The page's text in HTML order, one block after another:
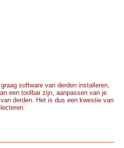
software van derden installeren,
een toolbar zijn, aanpassen van je
derden. Het is dus een kwestie van